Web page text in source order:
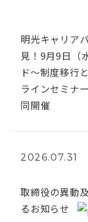
明光キャリア
見！9月9日（
ド～制度移行
ラインセミナ
同開催
2026.07.31
取締役の異動
るお知らせ